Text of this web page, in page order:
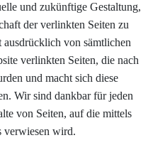
und zukünftige Gestaltung,
der verlinkten Seiten zu
von sämtlichen
verlinkten Seiten, die nach
und macht sich diese
Wir sind dankbar für jeden
von Seiten, auf die mittels
verwiesen wird.